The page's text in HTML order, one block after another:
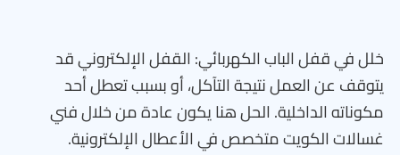
خلل في قفل الباب الكهربائي: القفل الإلكتروني قد
يتوقف عن العمل نتيجة التآكل، أو بسبب تعطل أحد
مكوناته الداخلية. الحل هنا يكون عادة من خلال فني
غسالات الكويت متخصص في الأعطال الإلكترونية.